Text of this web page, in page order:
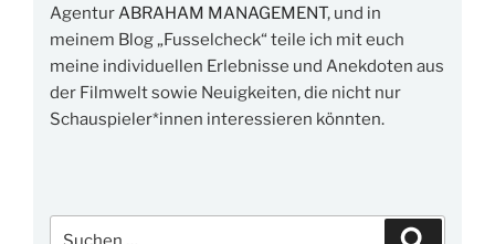
Agentur ABRAHAM MANAGEMENT, und in
meinem Blog „Fusselcheck“ teile ich mit euch
meine individuellen Erlebnisse und Anekdoten aus
der Filmwelt sowie Neuigkeiten, die nicht nur
Schauspieler*innen interessieren könnten.